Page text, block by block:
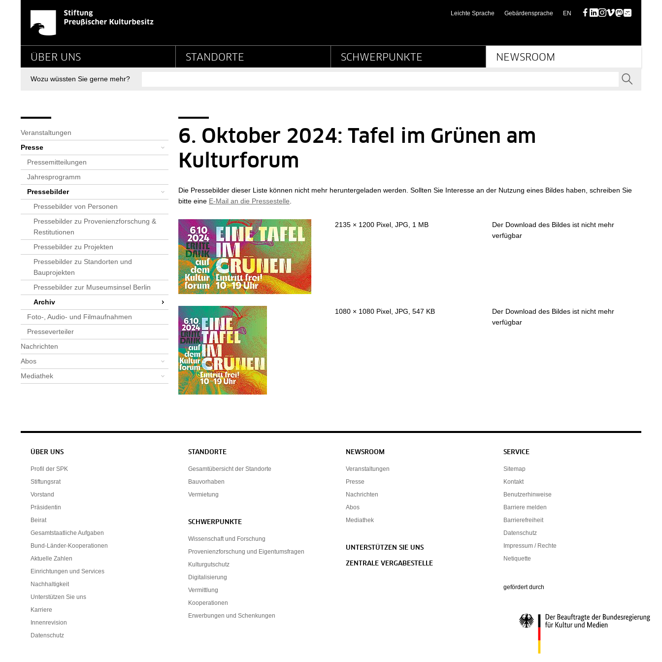
Springe direkt zu:
Detailseite - Stiftung Preußischer Kulturbesitz Leichte Sprache Gebärdensprache EN (this page in English)
Facebook
LinkedIn
Instagram
VimeoMastodon
Bluesky
Hauptnavigation
ÜBER UNS STANDORTE SCHWERPUNKTE NEWSROOM
Suche
Wozu wüssten Sie gerne mehr?
Seitenpfad
Bereichsnavigation
Veranstaltungen
Presse
Pressemitteilungen
Jahresprogramm
Pressebilder
Pressebilder von Personen
Pressebilder zu Provenienzforschung &
Restitutionen
Pressebilder zu Projekten
Pressebilder zu Standorten und
Bauprojekten
Pressebilder zur Museumsinsel Berlin
Archiv
Foto-, Audio- und Filmaufnahmen
Presseverteiler
Nachrichten
Abos
Mediathek
6. Oktober 2024: Tafel im Grünen am
Kulturforum
Die Pressebilder dieser Liste können nicht mehr heruntergeladen werden. Sollten Sie Interesse an der Nutzung eines Bildes haben, schreiben Sie
bitte eine E-Mail an die Pressestelle
2135 × 1200 Pixel, JPG, 1 MB
Der Download des Bildes ist nicht mehr
verfügbar
1080 × 1080 Pixel, JPG, 547 KB
Der Download des Bildes ist nicht mehr
verfügbar
Servicenavigation
ÜBER UNS
Profil der SPK
Stiftungsrat
Vorstand
Präsidentin
Beirat
Gesamtstaatliche Aufgaben
Bund-Länder-Kooperationen
Aktuelle Zahlen
Einrichtungen und Services
Nachhaltigkeit
Unterstützen Sie uns
Karriere
Innenrevision
Datenschutz
STANDORTE
Gesamtübersicht der Standorte
Bauvorhaben
Vermietung
SCHWERPUNKTE
Wissenschaft und Forschung
Provenienzforschung und Eigentumsfragen
Kulturgutschutz
Digitalisierung
Vermittlung
Kooperationen
Erwerbungen und Schenkungen
NEWSROOM
Veranstaltungen
Presse
Nachrichten
Abos
Mediathek
UNTERSTÜTZEN SIE UNS
ZENTRALE VERGABESTELLE
SERVICE
Sitemap
Kontakt
Benutzerhinweise
Barriere melden
Barrierefreiheit
Datenschutz
Impressum / Rechte
Netiquette
gefördert durch